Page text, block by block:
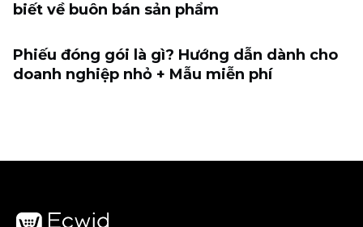
biết về buôn bán sản phẩm
Phiếu đóng gói là gì? Hướng dẫn dành cho
doanh nghiệp nhỏ + Mẫu miễn phí